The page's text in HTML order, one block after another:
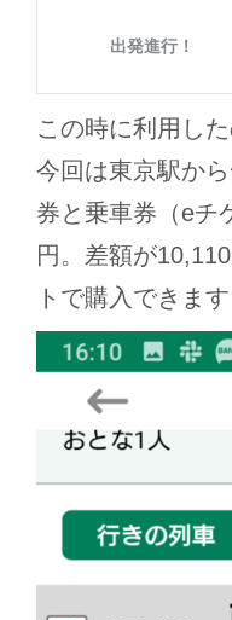
この時に利用し
今回は東京駅か
券と乗車券（eチ
円。差額が
トで購入できます